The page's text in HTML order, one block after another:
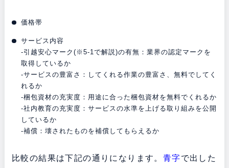
価格帯
サービス内容
-引越安心マーク(※5-1で解説)の有無：業界の認定マークを
取得しているか
-サービスの豊富さ：してくれる作業の豊富さ、無料でしてく
れるか
-梱包資材の充実度：用途に合った梱包資材を無料でくれるか
-社内教育の充実度：サービスの水準を上げる取り組みを公開
しているか
-補償：壊されたものを補償してもらえるか
比較の結果は下記の通りになります。 青字で出した